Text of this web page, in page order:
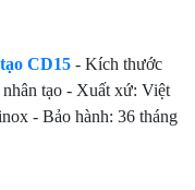
CD15 - Kích thước
tạo - Xuất xứ: Việt
- Bảo hành: 36 tháng